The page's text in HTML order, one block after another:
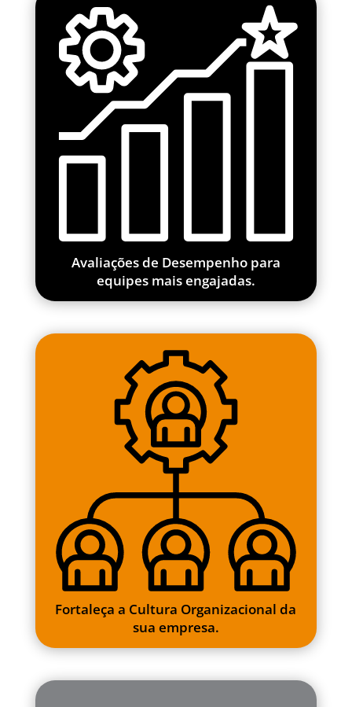
Avaliações de Desempenho para
equipes mais engajadas.
Fortaleça a Cultura Organizacional da
sua empresa.